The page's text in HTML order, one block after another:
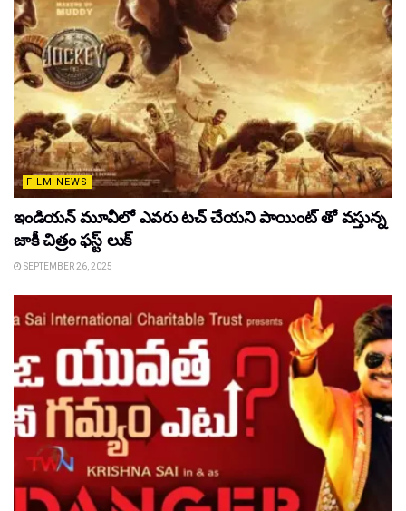
FILM NEWS
ఇండియన్ మూవీలో ఎవరు టచ్ చేయని పాయింట్ తో వస్తున్న
జాకీ చిత్రం ఫస్ట్ లుక్
SEPTEMBER 26, 2025